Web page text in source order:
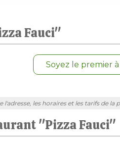
Fauci"
Soyez le premier
les horaires et les tarifs de
"Pizza Fauci"